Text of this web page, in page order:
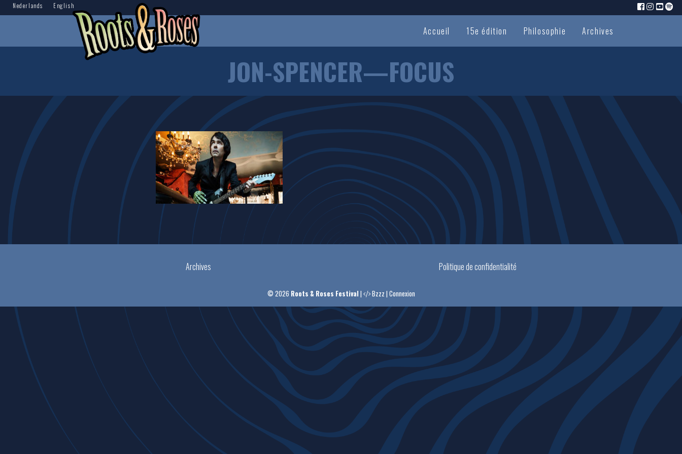
Nederlands English
Accueil 15e édition Philosophie Archives
JON-SPENCER—FOCUS
Archives Politique de confidentialité
© 2026 Roots & Roses Festival | Bzzz | Connexion